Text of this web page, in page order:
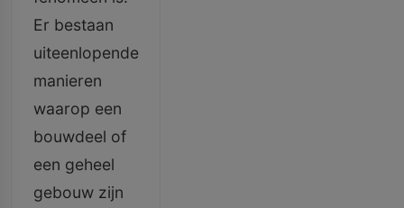
Er bestaan
uiteenlopende
manieren
waarop een
bouwdeel of
een geheel
gebouw zijn